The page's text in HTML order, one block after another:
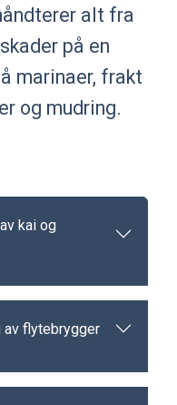
alt fra
på en
marinaer, frakt
og mudring.
kai og
av flytebrygger